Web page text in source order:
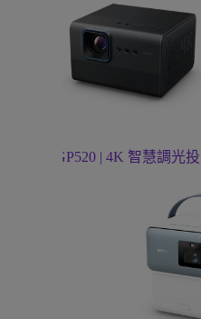
了解 GP520 | 4K 智慧調光
了解